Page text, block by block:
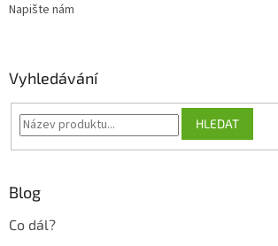
Napište nám
Vyhledávání
HLEDAT
Blog
Co dál?